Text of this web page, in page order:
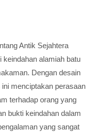
Antik Sejahtera
alamiah batu
Dengan desain
menciptakan perasaan
terhadap orang yang
bukti keindahan dalam
yang sangat